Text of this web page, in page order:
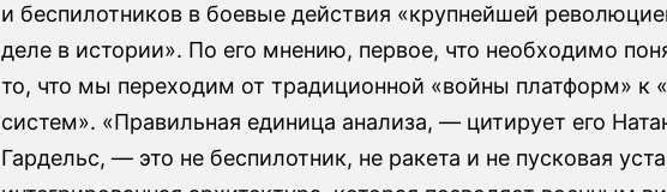
и беспилотников в боевые действия «крупнейшей
деле в истории». По его мнению, первое, что необходимо
то, что мы переходим от традиционной «войны платформ» к
систем». «Правильная единица анализа, — цитирует его
Гардельс, — это не беспилотник, не ракета и не пусковая